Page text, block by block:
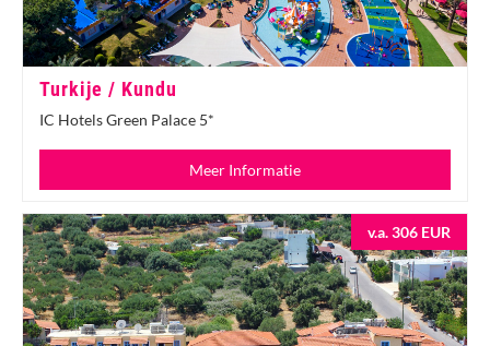
Turkije / Kundu
IC Hotels Green Palace 5*
Meer Informatie
v.a. 306 EUR